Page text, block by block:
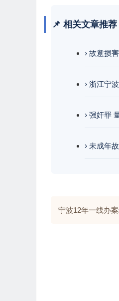
📌 相关文章推荐
› 故意损
› 浙江宁
› 强奸罪
› 未成年
宁波12年一线办